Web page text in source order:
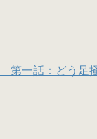
第一話：どう足